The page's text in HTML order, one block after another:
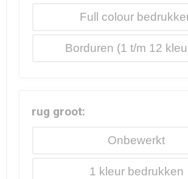
Borduren
Full colour
rug groot:
Onbewerkt
1